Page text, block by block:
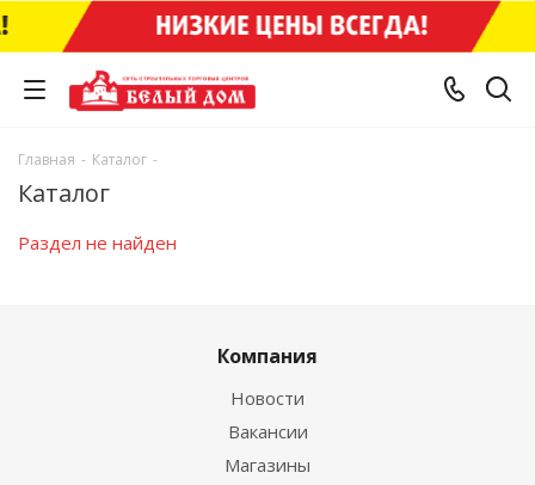
Главная - Каталог -
Каталог
Раздел не найден
Компания
Новости
Вакансии
Магазины